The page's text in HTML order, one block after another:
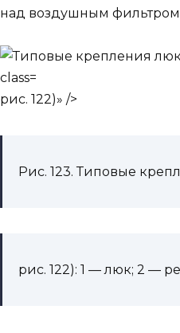
над воздушным
рис. 122)» />
Рис. 123. Типовые
рис. 122): 1 — люк; 2 —